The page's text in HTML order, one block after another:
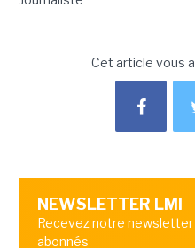
Cet article vous
NEWSLETTER LMI
Recevez notre
abonnés